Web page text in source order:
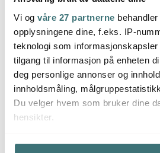
Vi og våre 27 partnerne
opplysningene dine, f.eks. IP-
teknologi som
tilgang til informasjon på enheten
deg personlige annonser og
innholdsmåling,
Du velger hvem som bruker dine
hensikter.
Hvis du gir oss lov, vil vi også